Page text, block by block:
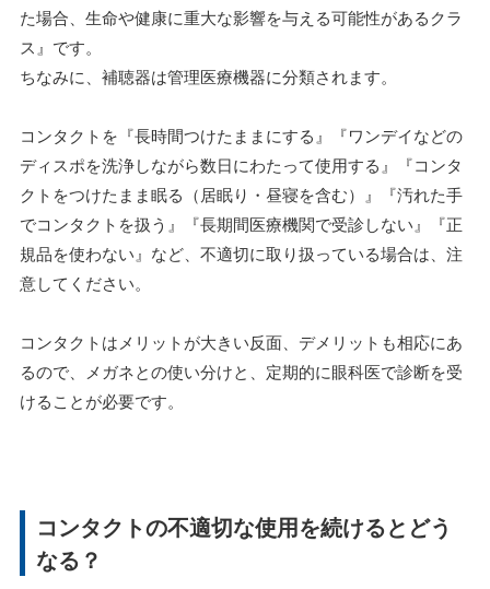
た場合、生命や健康に重大な影響を与える可能性があるクラ
ス』です。
ちなみに、補聴器は管理医療機器に分類されます。
コンタクトを『長時間つけたままにする』『ワンデイなどの
ディスポを洗浄しながら数日にわたって使用する』『コンタ
クトをつけたまま眠る（居眠り・昼寝を含む）』『汚れた手
でコンタクトを扱う』『長期間医療機関で受診しない』『正
規品を使わない』など、不適切に取り扱っている場合は、注
意してください。
コンタクトはメリットが大きい反面、デメリットも相応にあ
るので、メガネとの使い分けと、定期的に眼科医で診断を受
けることが必要です。
コンタクトの不適切な使用を続けるとどう
なる？